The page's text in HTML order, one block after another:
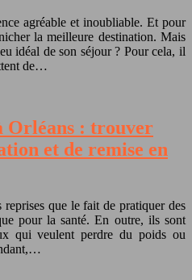
agréable et inoubliable. Et pour
la meilleure destination. Mais
idéal de son séjour ? Pour cela, il
de…
Orléans : trouver
et de remise en
que le fait de pratiquer des
pour la santé. En outre, ils sont
qui veulent perdre du poids ou